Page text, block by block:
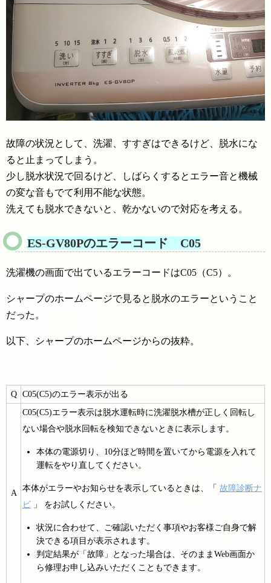
故障の状況として、洗濯、すすぎはできるけど、脱水にな
ると止まってしまう。
少し脱水状況で回るけど、しばらくするとエラー音と機械
の変な音もでて利用不能な状態。
洗えても脱水できないと、乾かないので対応を考える。
ES-GV80Pのエラーコード C05
洗濯機の画面で出ているエラーコードはC05（C5）。
シャープのホームページで見ると脱水のエラーということ
だった。
以下、シャープのホームページからの抜粋。
Q C05(C5)のエラー表示が出る
A
C05(C5)エラー表示は脱水運転時に洗濯脱水槽が正しく回転し
ない場合や脱水回転を検知できないときに表示します。
本体の電源切り、10分ほど時間を置いてから電源を入れて
運転をやり直してください。
本体がエラーやお知らせを表示しているときは、「 故障診断ナ
ビ 」 をお試しください。
状況に合わせて、ご確認いただく事項やお客様ご自身で解
決できる項目が表示されます。
判定結果が「故障」となった場合は、そのままWeb画面か
ら修理お申し込みいただくこともできます。